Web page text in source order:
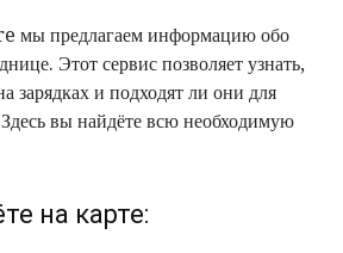
мы предлагаем информацию обо
Этот сервис позволяет узнать,
зарядках и подходят ли они для
вы найдёте всю необходимую
на карте: